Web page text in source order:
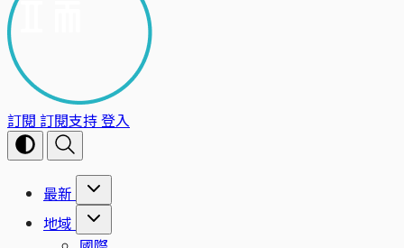
訂閱 訂閱支持登入
最新
地域